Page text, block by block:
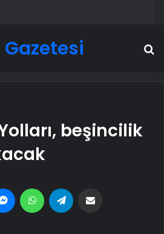
beşincilik
MessengerWhatsApp